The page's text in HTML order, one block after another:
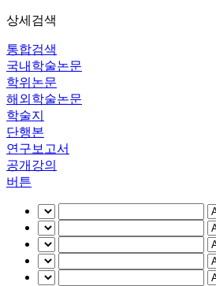
상세검색
통합검색
국내학술논문
학위논문
해외학술논문
학술지
단행본
연구보고서
공개강의
버튼